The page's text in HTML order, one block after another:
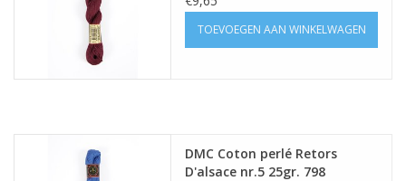
TOEVOEGEN AAN WINKELWAGEN
DMC Coton perlé Retors
D'alsace nr.5 25gr. 798